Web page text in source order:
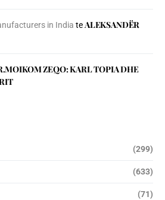
in India teALEKSANDËR
ZEQO: KARL TOPIA DHE
(299)
(633)
(71)